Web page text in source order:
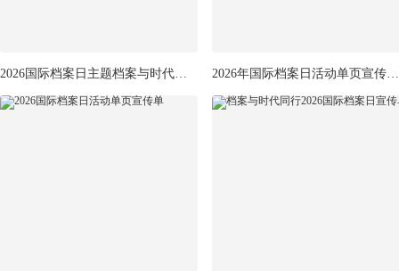
2026国际档案日主题档案与时代同行折页 2026年国际档案日活动单页宣传手册